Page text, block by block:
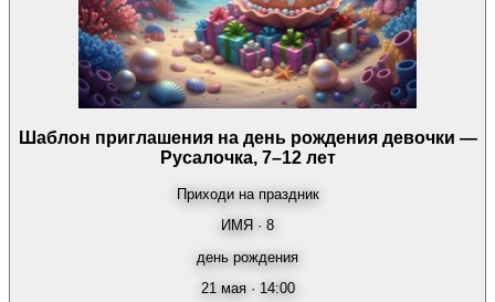
Шаблон приглашения на день рождения девочки —
Русалочка, 7–12 лет
Приходи на праздник
ИМЯ · 8
день рождения
21 мая · 14:00